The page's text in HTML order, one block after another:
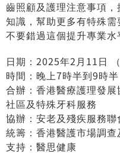
齒照顧及護理注意事項
知識，幫助更多有特殊需
不要錯過這個提升專業水
日期：2025年2月11日 （
時間：晚上7時半到9時半
合辦：香港醫療護理發
社區及特殊牙科服務
協辦：安老及殘疾服務
統籌：香港醫護市場調查
支持：醫思健康